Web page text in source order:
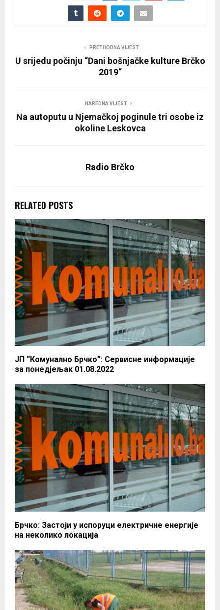
PRETHODNA VIJEST
U srijedu počinju “Dani bošnjačke kulture Brčko
2019“
NAREDNA VIJEST
Na autoputu u Njemačkoj poginule tri osobe iz
okoline Leskovca
Radio Brčko
RELATED POSTS
ЈП “Комунално Брчко”: Сервисне информације
за понедјељак 01.08.2022
Брчко: Застоји у испоруци електричне енергијe
на неколико локација